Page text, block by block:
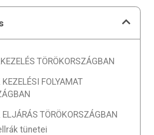
TÖRÖKORSZÁGBAN
FOLYAMAT
ELJÁRÁS TÖRÖKORSZÁGBAN
tünetei